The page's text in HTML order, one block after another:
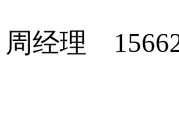
周经理